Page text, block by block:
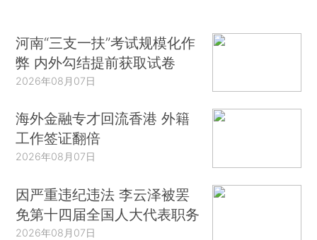
河南“三支一扶”考试规模化作
弊 内外勾结提前获取试卷
2026年08月07日
海外金融专才回流香港 外籍
工作签证翻倍
2026年08月07日
因严重违纪违法 李云泽被罢
免第十四届全国人大代表职务
2026年08月07日